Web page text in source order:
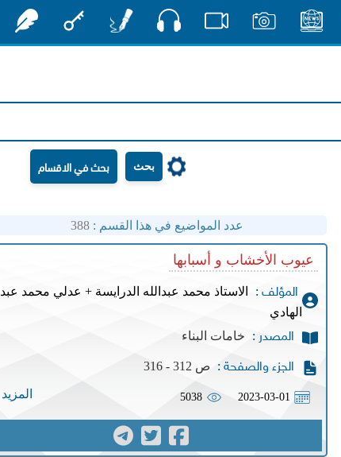
بحث
عدد المواضيع في هذا القسم :388
عيوب الأخشاب و أسبابها
المؤلف :
الاستاذ محمد عبدالله الدرايسة + عدلي محمد عبد
الهادي
المصدر : خامات البناء
الجزء والصفحة : ص 312 - 316
2023-03-01
5038 المزيد